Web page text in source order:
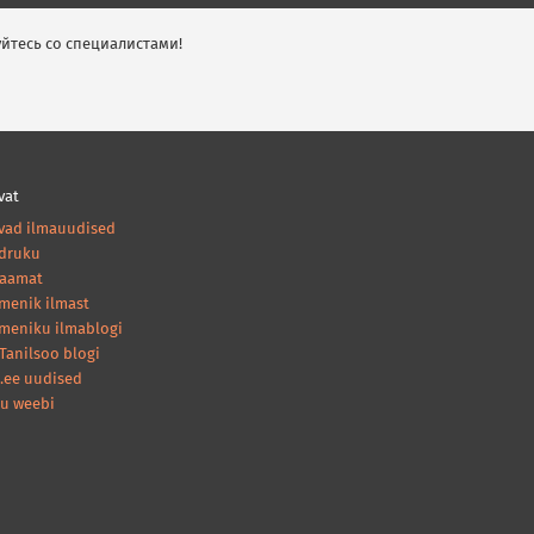
со специалистами!
ilmauudised
ilmast
ilmablogi
blogi
uudised
weebi